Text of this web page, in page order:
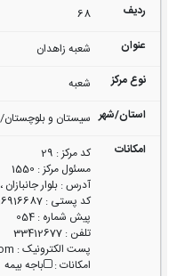
68
شعبه زاهدان
شعبه
سیستان و
کد مرکز:
29
مسئول مرکز:
1550
آدرس:بلوار
کد پستی :
پیش شماره :
054
تلفن :
33412677
پست الکترونیک:
امکانات: باجه